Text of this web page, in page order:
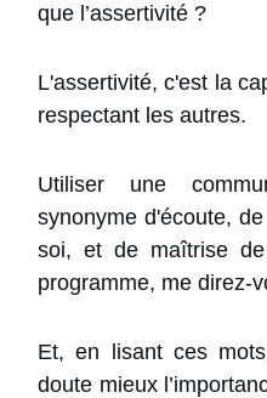
que l’assertivité ?
L'assertivité, c'est la
respectant les autres.
Utiliser une
synonyme d'écoute,
soi, et de maîtrise
programme, me direz-
Et, en lisant ces
doute mieux